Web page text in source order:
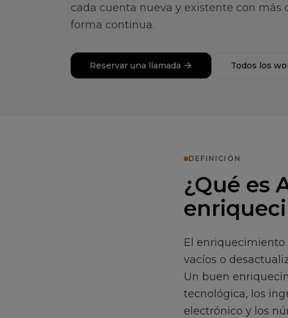
cada cuenta nueva y existente con
forma continua.
Reservar una llamada Todos los
DEFINICIÓN
¿Qué es
El enriquecimiento
vacíos o
Un buen
tecnológica, los
electrónico y los